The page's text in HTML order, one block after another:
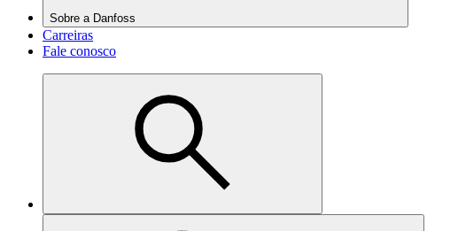
Sobre a Danfoss
Carreiras
Fale conosco